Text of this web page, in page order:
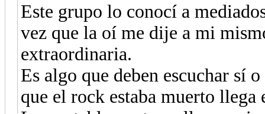
Este grupo lo conocí a
vez que la oí me dije a mi
extraordinaria.
Es algo que deben escuchar sí
que el rock estaba muerto llega